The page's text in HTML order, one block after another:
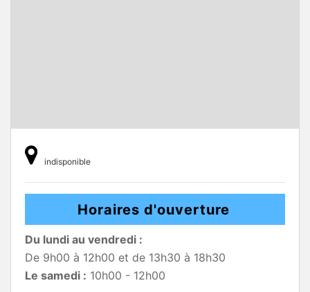
indisponible
Horaires d'ouverture
Du lundi au vendredi :
De 9h00 à 12h00 et de 13h30 à 18h30
Le samedi : 10h00 - 12h00